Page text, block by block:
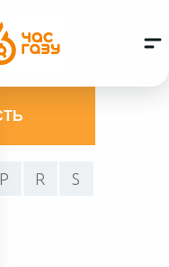
P R
S